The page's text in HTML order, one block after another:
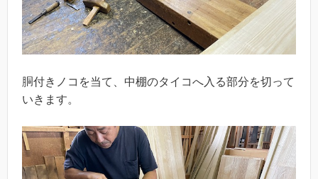
胴付きノコを当て、中棚のタイコへ入る部分を切って
いきます。